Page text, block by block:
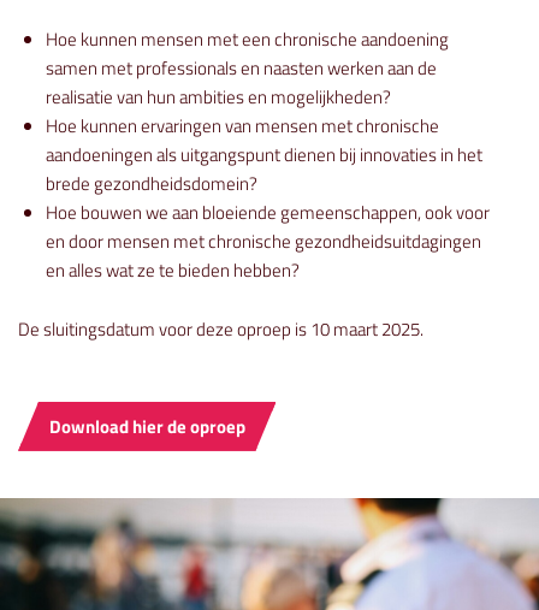
Hoe kunnen mensen met een chronische aandoening
samen met professionals en naasten werken aan de
realisatie van hun ambities en mogelijkheden?
Hoe kunnen ervaringen van mensen met chronische
aandoeningen als uitgangspunt dienen bij innovaties in het
brede gezondheidsdomein?
Hoe bouwen we aan bloeiende gemeenschappen, ook voor
en door mensen met chronische gezondheidsuitdagingen
en alles wat ze te bieden hebben?
De sluitingsdatum voor deze oproep is 10 maart 2025.
Download hier de oproep